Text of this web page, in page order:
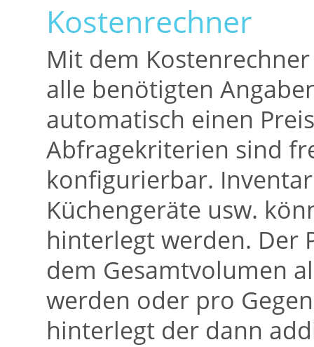
Kostenrechner
Mit dem
alle benötigten
automatisch einen
Abfragekriterien sind
konfigurierbar.
Küchengeräte usw.
hinterlegt werden. Der
dem Gesamtvolumen
werden oder pro
hinterlegt der dann